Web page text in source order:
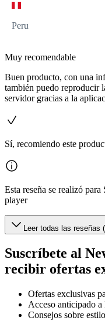
Peru
Muy recomendable
Buen producto, con una
también puedo reproducir
servidor gracias a la
Sí, recomiendo este
Esta reseña se realizó
player
Leer todas las reseñas
Suscríbete al
recibir ofertas
Ofertas exclusivas
Acceso anticipado a
Consejos sobre